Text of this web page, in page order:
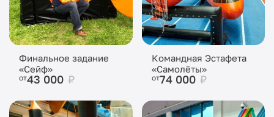
Финальное задание
«Сейф»
от43 000 ₽
Командная Эстафета
«Самолёты»
от74 000 ₽